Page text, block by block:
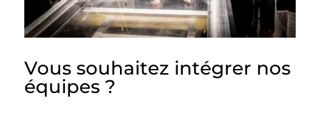
Vous souhaitez intégrer nos
équipes ?